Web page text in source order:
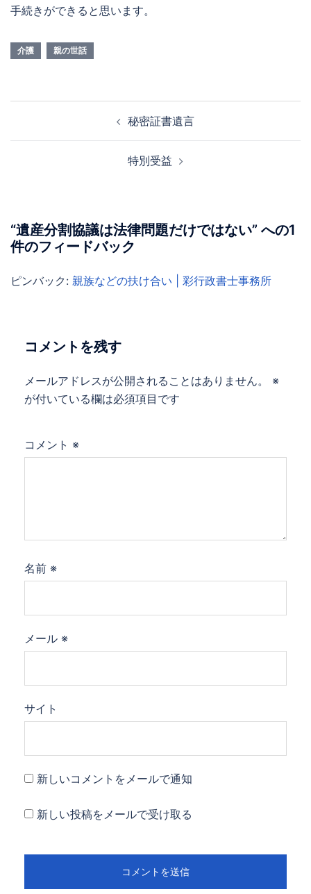
手続きができると思います。
介護 親の世話
ナ
シ
ョ
秘密証書遺言
特別受益
“遺産分割協議は法律問題だけではない” への1
件のフィードバック
ピンバック: 親族などの扶け合い | 彩行政書士事務所
コメントを残す
メールアドレスが公開されることはありません。
※
が付いている欄は必須項目です
コメント ※
名前 ※
メール ※
サイト
新しいコメントをメールで通知
新しい投稿をメールで受け取る